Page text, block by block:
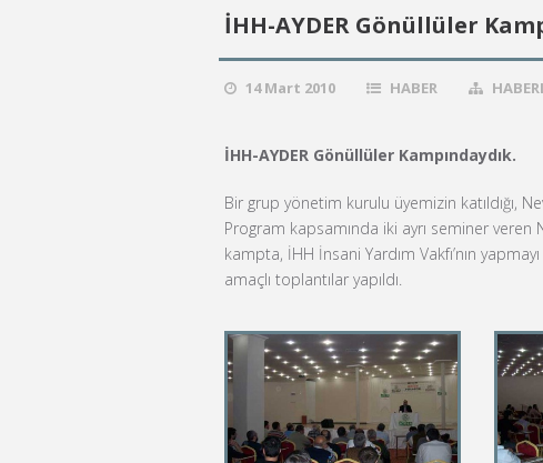
İHH-AYDER Gönüllüler
14 Mart 2010 HABER
İHH-AYDER Gönüllüler Kampındaydık.
Bir grup yönetim kurulu üyemizin katıldığı,
Program kapsamında iki ayrı seminer veren
kampta, İHH İnsani Yardım Vakfı’nın
amaçlı toplantılar yapıldı.